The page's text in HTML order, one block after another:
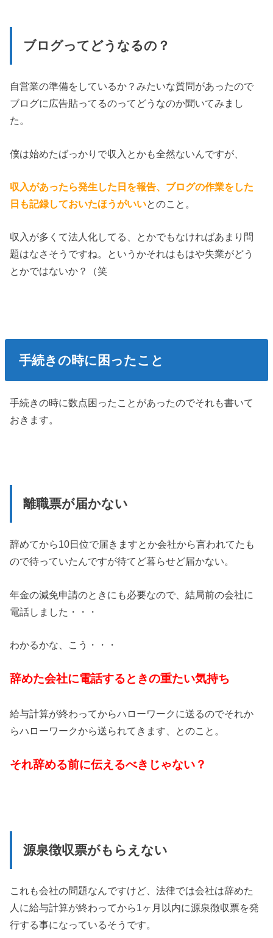
ブログってどうなるの？
自営業の準備をしているか？みたいな質問があったので
ブログに広告貼ってるのってどうなのか聞いてみまし
た。
僕は始めたばっかりで収入とかも全然ないんですが、
収入があったら発生した日を報告、ブログの作業をした
日も記録しておいたほうがいいとのこと。
収入が多くて法人化してる、とかでもなければあまり問
題はなさそうですね。というかそれはもはや失業がどう
とかではないか？（笑
手続きの時に困ったこと
手続きの時に数点困ったことがあったのでそれも書いて
おきます。
離職票が届かない
辞めてから10日位で届きますとか会社から言われてたも
ので待っていたんですが待てど暮らせど届かない。
年金の減免申請のときにも必要なので、結局前の会社に
電話しました・・・
わかるかな、こう・・・
辞めた会社に電話するときの重たい気持ち
給与計算が終わってからハローワークに送るのでそれか
らハローワークから送られてきます、とのこと。
それ辞める前に伝えるべきじゃない？
源泉徴収票がもらえない
これも会社の問題なんですけど、法律では会社は辞めた
人に給与計算が終わってから1ヶ月以内に源泉徴収票を発
行する事になっているそうです。